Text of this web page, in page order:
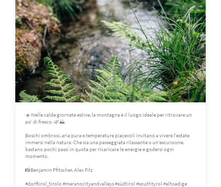
☀️ Nelle calde giornate estive, la montagna è il luogo ideale per ritrovare un
po' di fresco. 🌿⛰️
Boschi ombrosi, aria pura e temperature piacevoli invitano a vivere l'estate
immersi nella natura. Che sia una passeggiata rilassante o un'escursione,
bastano pochi passi in quota per ricaricare le energie e godersi ogni
momento.
📸Benjamin Pfitscher, Alex Filz
#dorftirol_tirolo #meranocityandvalleys #südtirol #southtyrol #altoadige